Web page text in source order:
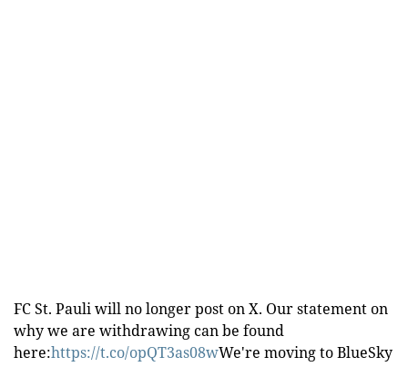
FC St. Pauli will no longer post on X. Our statement on
why we are withdrawing can be found
here:https://t.co/opQT3as08wWe're moving to BlueSky